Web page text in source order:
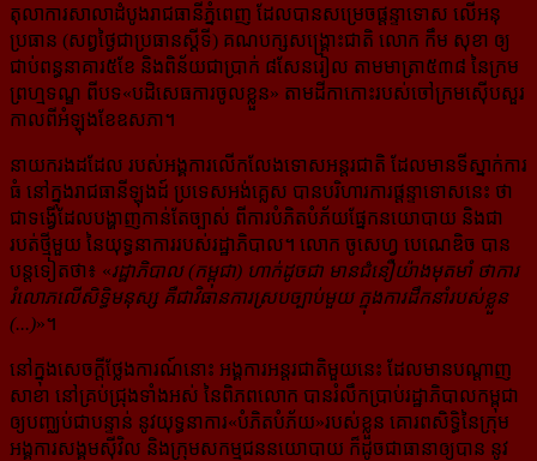
តុលាការសាលា​ដំបូង​រាជធានីភ្នំពេញ ដែលបានសម្រេច​ផ្ដន្ទា​ទោស លើ​អនុ
ប្រធាន (សព្វថ្ងៃជាប្រធានស្ដីទី) គណបក្សសង្គ្រោះជាតិ លោក កឹម សុខា ឲ្យ
ជាប់ពន្ធនាគារ៥ខែ និង​ពិន័យ​ជាប្រាក់ ៨សែនរៀល តាមមាត្រា៥៣៨ នៃក្រម
ព្រហ្មទណ្ឌ ពី​បទ​«បដិសេធ​ការ​ចូល​ខ្លួន» តាម​ដីកា​កោះ​របស់​ចៅក្រម​ស៊ើបសួរ
កាលពីអំឡុងខែឧសភា។
នាយករងដដែល របស់អង្គការលើកលែងទោសអន្តរជាតិ ដែលមានទីស្នាក់ការ
ធំ នៅក្នុងរាជធានីឡុងដ៍ ប្រទេស​អង់គ្លេស បានបរិហារការផ្តន្ទាទោសនេះ ថា
ជាទង្វើដែលបង្ហាញកាន់តែច្បាស់ ពីការបំភិតបំភ័យ​ផ្នែក​នយោបាយ និងជា
របត់ថ្មីមួយ នៃយុទ្ធនាការរបស់រដ្ឋាភិបាល។ លោក ចូសេហ្វ បេណេឌិច បាន
បន្តទៀតថា៖ «រដ្ឋាភិបាល (កម្ពុជា) ហាក់ដូចជា មានជំនឿយ៉ាងមុតមាំ ថាការ
រំលោភ​លើ​សិទ្ធិ​មនុស្ស គឺជាវិធានការស្របច្បាប់មួយ ក្នុងការដឹកនាំរបស់ខ្លួន
(...)»។
នៅក្នុងសេចក្ដីថ្លែងការណ៍នោះ អង្គការអន្តរជាតិ​មួយនេះ ដែលមាន​បណ្ដាញ
សាខា នៅគ្រប់ជ្រុងទាំងអស់ នៃ​ពិភពលោក បានរំលឹកប្រាប់រដ្ឋាភិបាលកម្ពុជា
ឲ្យបញ្ឈប់ជាបន្ទាន់ នូវយុទ្ធនាការ«បំភិតបំភ័យ»​របស់ខ្លួន គោរព​សិទ្ធិ​នៃ​ក្រុម​
អង្គការសង្គមស៊ីវិល និងក្រុមសកម្មជននយោបាយ ក៏ដូចជាធានាឲ្យបាន នូវ